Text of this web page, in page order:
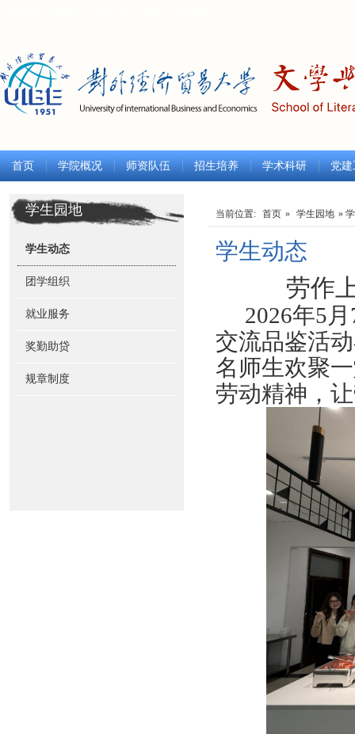
首页 学院概况 师资队伍 招生培养 学术科研 党
学生园地
学生动态
团学组织
就业服务
奖勤助贷
规章制度
当前位置: 首页 » 学生园地 »
学生动态
劳作
2026年5
交流品鉴活
名师生欢聚
劳动精神，